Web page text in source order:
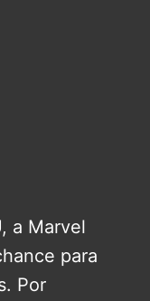
a Marvel
para
Por